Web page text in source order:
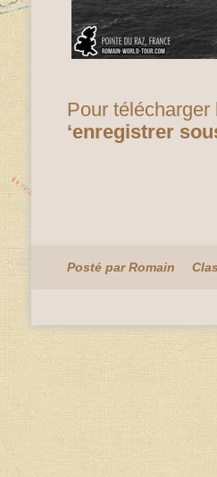
Pour
‘enregistrer
Posté par Romain